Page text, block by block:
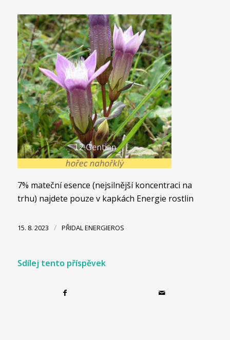
7% mateční esence (nejsilnější koncentraci na
trhu) najdete pouze v kapkách Energie rostlin
15. 8. 2023 / PŘIDALENERGIEROS
Sdílej tento příspěvek